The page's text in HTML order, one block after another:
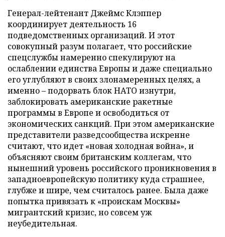
Генерал-лейтенант Джеймс Клэппер
координирует деятельность 16
подведомственных организаций. И этот
совокупный разум полагает, что российские
спецслужбы намеренно спекулируют на
ослаблении единства Европы и даже специально
его углубляют в своих злонамеренных целях, а
именно – подорвать блок НАТО изнутри,
заблокировать американские ракетные
программы в Европе и освободиться от
экономических санкций. При этом американские
представители разведсообщества искренне
считают, что идет «новая холодная война», и
объясняют своим британским коллегам, что
нынешний уровень российского проникновения в
западноевропейскую политику куда страшнее,
глубже и шире, чем считалось ранее. Была даже
попытка привязать к «проискам Москвы»
мигрантский кризис, но совсем уж
неубедительная.